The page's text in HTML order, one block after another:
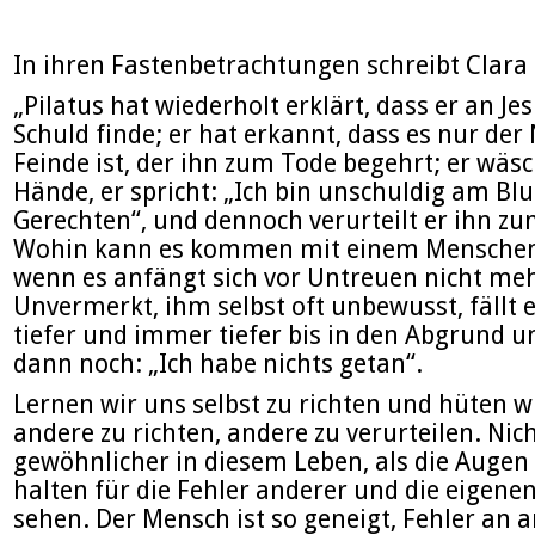
In ihren Fastenbetrachtungen schreibt Clara
„Pilatus hat wiederholt erklärt, dass er an
Schuld finde; er hat erkannt, dass es nur der
Feinde ist, der ihn zum Tode begehrt; er
Hände, er spricht: „Ich bin unschuldig am
Gerechten“, und dennoch verurteilt er ihn
Wohin kann es kommen mit einem
wenn es anfängt sich vor Untreuen nicht
Unvermerkt, ihm selbst oft unbewusst, fällt
tiefer und immer tiefer bis in den Abgrund
dann noch: „Ich habe nichts getan“.
Lernen wir uns selbst zu richten und hüten
andere zu richten, andere zu verurteilen.
gewöhnlicher in diesem Leben, als die
halten für die Fehler anderer und die
sehen. Der Mensch ist so geneigt, Fehler an